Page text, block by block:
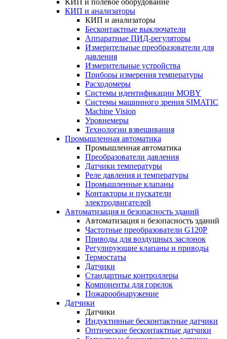
КИП и полевое оборудование
КИП и анализаторы
КИП и анализаторы
Бесконтактные выключатели
Аппаратные ПИД-регуляторы
Измерительные преобразователи для
давления
Измерительные устройства
Приборы измерения температуры
Расходомеры
Системы идентификации MOBY
Системы машинного зрения SIMATIC
Machine Vision
Уровнемеры
Технологии взвешивания
Промышленная автоматика
Промышленная автоматика
Преобразователи давления
Датчики температуры
Реле давления и температуры
Промышленные клапаны
Контакторы и пускатели
электродвигателей
Автоматизация и безопасность зданий
Автоматизация и безопасность зданий
Частотные преобразователи G120P
Приводы для воздушных заслонок
Регулирующие клапаны и приводы
Термостаты
Датчики
Стандартные контроллеры
Компоненты для горелок
Пожарообнаружение
Датчики
Датчики
Индуктивные бесконтактные датчики
Оптические бесконтактные датчики